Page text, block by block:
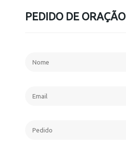
PEDIDO DE ORAÇÃO